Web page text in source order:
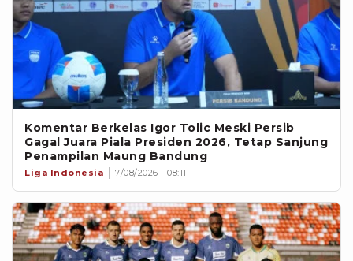
Komentar Berkelas Igor Tolic Meski Persib
Gagal Juara Piala Presiden 2026, Tetap Sanjung
Penampilan Maung Bandung
Liga Indonesia 7/08/2026 - 08:11